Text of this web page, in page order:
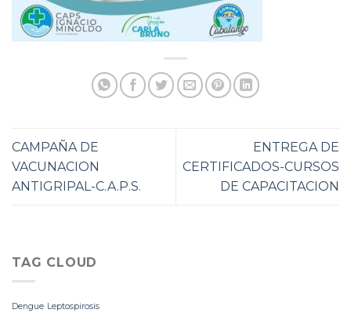
CAMPAÑA DE
VACUNACION
ANTIGRIPAL-C.A.P.S.
ENTREGA DE
CERTIFICADOS-CURSOS
DE CAPACITACION
TAG CLOUD
Dengue Leptospirosis